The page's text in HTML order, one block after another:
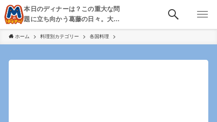
本日のディナーは？この重大な問
題に立ち向かう葛藤の日々。大
阪・京都・神戸を中心とした食べ
歩き、飲み歩きを綴る。
ホーム 料理別カテゴリー 各国料理